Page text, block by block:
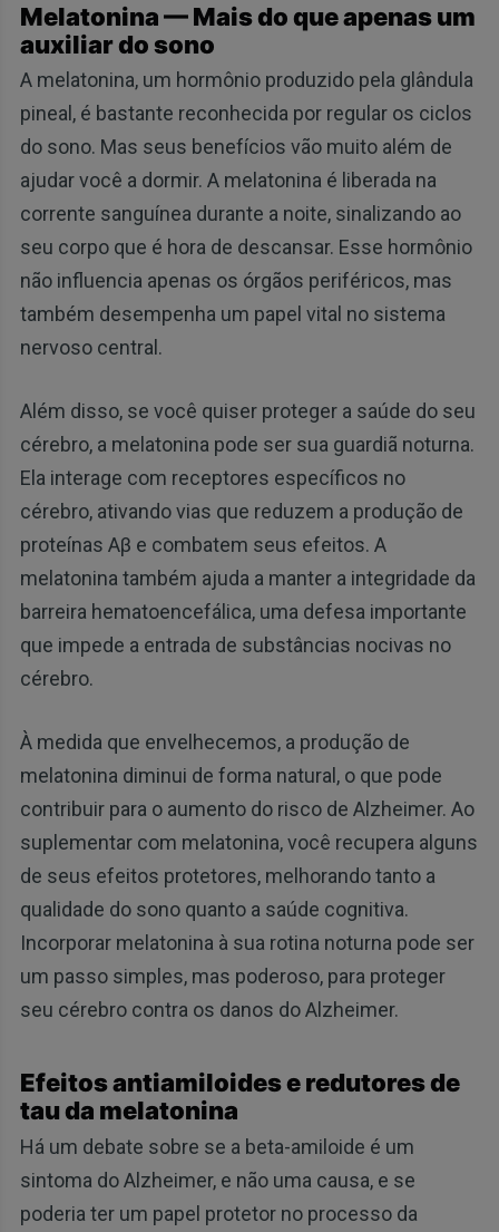
Melatonina — Mais do que apenas um
auxiliar do sono
A melatonina, um hormônio produzido pela glândula
pineal, é bastante reconhecida por regular os ciclos
do sono. Mas seus benefícios vão muito além de
ajudar você a dormir. A melatonina é liberada na
corrente sanguínea durante a noite, sinalizando ao
seu corpo que é hora de descansar. Esse hormônio
não influencia apenas os órgãos periféricos, mas
também desempenha um papel vital no sistema
nervoso central.
Além disso, se você quiser proteger a saúde do seu
cérebro, a melatonina pode ser sua guardiã noturna.
Ela interage com receptores específicos no
cérebro, ativando vias que reduzem a produção de
proteínas Aβ e combatem seus efeitos. A
melatonina também ajuda a manter a integridade da
barreira hematoencefálica, uma defesa importante
que impede a entrada de substâncias nocivas no
cérebro.
À medida que envelhecemos, a produção de
melatonina diminui de forma natural, o que pode
contribuir para o aumento do risco de Alzheimer. Ao
suplementar com melatonina, você recupera alguns
de seus efeitos protetores, melhorando tanto a
qualidade do sono quanto a saúde cognitiva.
Incorporar melatonina à sua rotina noturna pode ser
um passo simples, mas poderoso, para proteger
seu cérebro contra os danos do Alzheimer.
Efeitos antiamiloides e redutores de
tau da melatonina
Há um debate sobre se a beta-amiloide é um
sintoma do Alzheimer, e não uma causa, e se
poderia ter um papel protetor no processo da